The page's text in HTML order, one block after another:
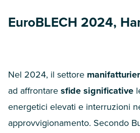
EuroBLECH 2024,
Nel 2024, il settore
ad affrontare sfide significative
energetici elevati e interruzioni
approvvigionamento. Secondo